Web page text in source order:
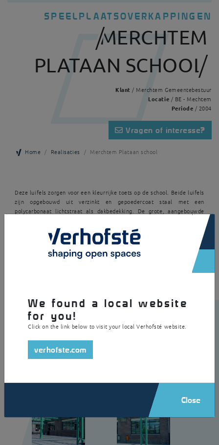
SPEELPLAATSOVERKAPPINGEN
MERCHTEM
PLATAAN SCHOOL
Klant / Merchtem Gemeentebestuur
Locatie / BE - Mechtem
Periode / 2004
Vragen of interesse?
Home Realisaties Merchtem Plataan school
Deze luifels zorgen voor een kleurrijke toets op de school. Beide luifels
zijn opgebouwd uit verzinkt en gepoedercoat staal met een
polycarbonaat lichtstraat als dakbedekking. De grote, aangebouwde
heeft door haar omvang geen kolommen nodig. Bovendien heeft ze
dezelfde kleur als de raamkozijnen en deuren. Daardoor is ze perfect
geïntegreerd bij de bestaande architectuur.
×
We found a local website
for you!
Click on the link below to visit your local Verhofsté website.
verhofste.com
Close